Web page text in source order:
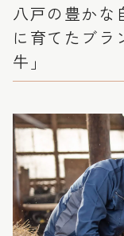
八戸の豊かな
に育てたブラ
牛」